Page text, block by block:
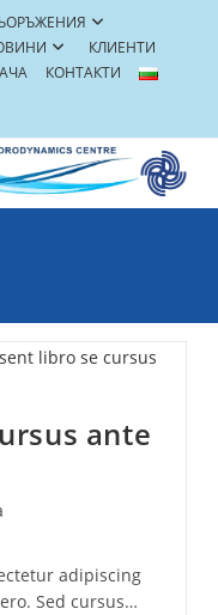
КЛИЕНТИ
КОНТАКТИ
ante
adipiscing
Sed cursus…